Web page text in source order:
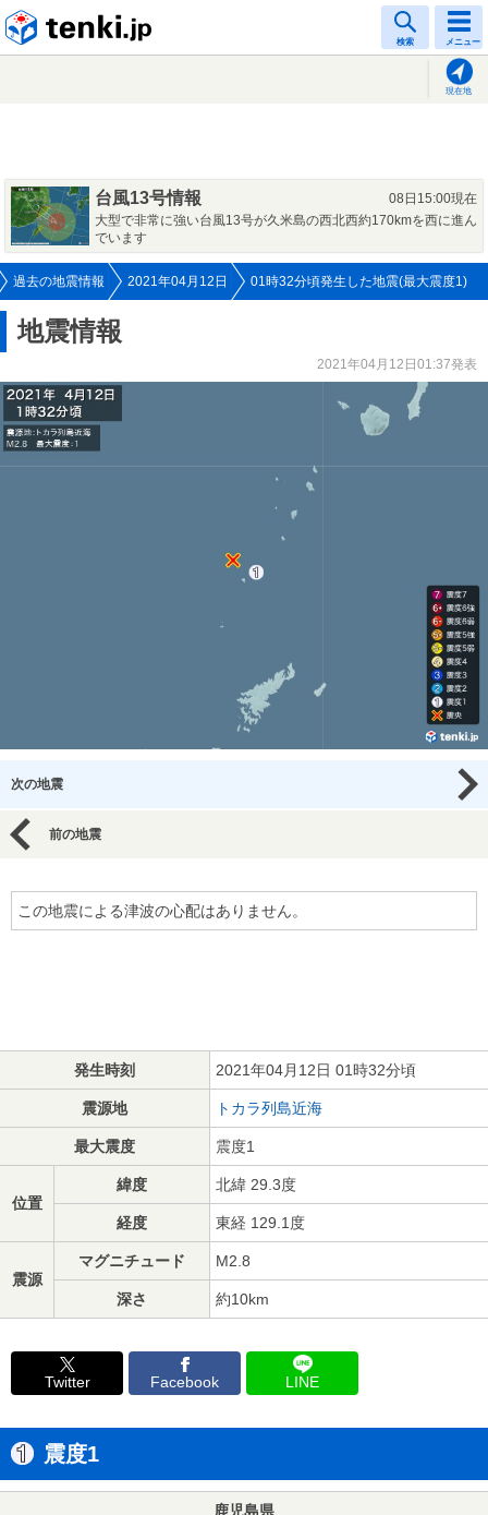
検索 メニュー
現在地
台風13号情報
08日15:00現在
大型で非常に強い台風13号が久米島の西北西約170kmを西に進ん
でいます
過去の地震情報 2021年04月12日 01時32分頃発生した地震(最大震度1)
地震情報
2021年04月12日01:37発表
次の地震
前の地震
この地震による津波の心配はありません。
発生時刻 2021年04月12日 01時32分頃
震源地 トカラ列島近海
最大震度 震度1
位置
緯度 北緯 29.3度
経度 東経 129.1度
震源
マグニチュード M2.8
深さ 約10km
Twitter Facebook LINE
震度1
鹿児島県